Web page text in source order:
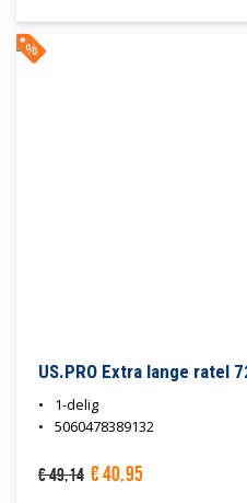
US.PRO Extra lange ratel
1-delig
5060478389132
€49,14 €40,95
%